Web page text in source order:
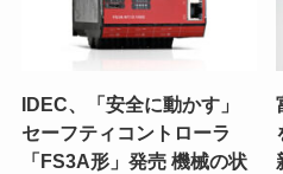
IDEC、「安全に動かす」
セーフティコントローラ
「FS3A形」発売 機械の状